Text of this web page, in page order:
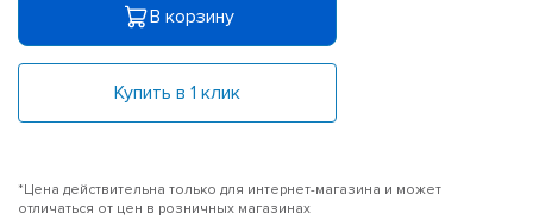
В корзину
Купить в 1 клик
*Цена действительна только для интернет-магазина и может
отличаться от цен в розничных магазинах